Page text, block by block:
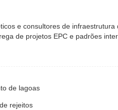
e consultores de
de projetos EPC e padrões
de lagoas
rejeitos